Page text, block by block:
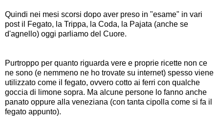
Quindi nei mesi scorsi dopo aver preso in "esame" in vari
post il
Fegato, la Trippa, la Coda, la Pajata (anche se
d'agnello) oggi parliamo del Cuore.
Purtroppo per quanto riguarda vere e proprie ricette non ce
ne sono (e nemmeno ne ho trovate su internet) spesso viene
utilizzato come il fegato, ovvero cotto ai ferri con qualche
goccia di limone sopra. Ma alcune persone lo fanno anche
panato oppure alla veneziana (con tanta cipolla come si fa il
fegato appunto).